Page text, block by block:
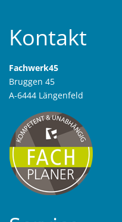
Kontakt
Fachwerk45
Bruggen 45
A-6444 Längenfeld